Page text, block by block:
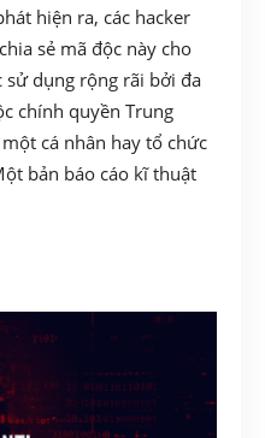
hiện ra, các hacker
sẻ mã độc này cho
sử dụng rộng rãi bởi đa
chính quyền Trung
cá nhân hay tổ chức
bản báo cáo kĩ thuật